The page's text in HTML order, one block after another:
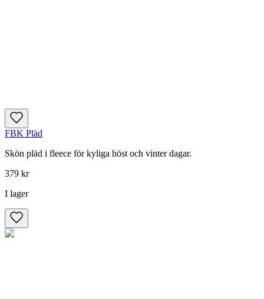
FBK Pläd
Skön pläd i fleece för kyliga höst och vinter dagar.
379 kr
I lager